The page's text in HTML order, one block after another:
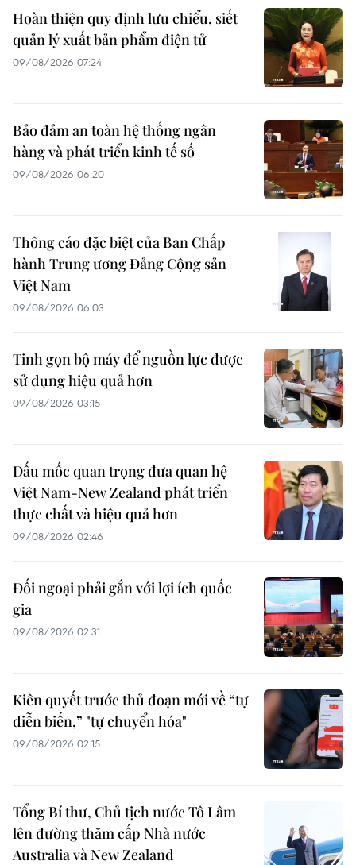
Hoàn thiện quy định lưu chiểu, siết
quản lý xuất bản phẩm điện tử
09/08/2026 07:24
Bảo đảm an toàn hệ thống ngân
hàng và phát triển kinh tế số
09/08/2026 06:20
Thông cáo đặc biệt của Ban Chấp
hành Trung ương Đảng Cộng sản
Việt Nam
09/08/2026 06:03
Tinh gọn bộ máy để nguồn lực được
sử dụng hiệu quả hơn
09/08/2026 03:15
Dấu mốc quan trọng đưa quan hệ
Việt Nam-New Zealand phát triển
thực chất và hiệu quả hơn
09/08/2026 02:46
Đối ngoại phải gắn với lợi ích quốc
gia
09/08/2026 02:31
Kiên quyết trước thủ đoạn mới về “tự
diễn biến,” "tự chuyển hóa"
09/08/2026 02:15
Tổng Bí thư, Chủ tịch nước Tô Lâm
lên đường thăm cấp Nhà nước
Australia và New Zealand